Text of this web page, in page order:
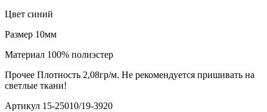
Цвет синий
Размер 10мм
Материал 100% полиэстер
Прочее Плотность 2,08гр/м. Не рекомендуется пришивать на
светлые ткани!
Артикул 15-25010/19-3920